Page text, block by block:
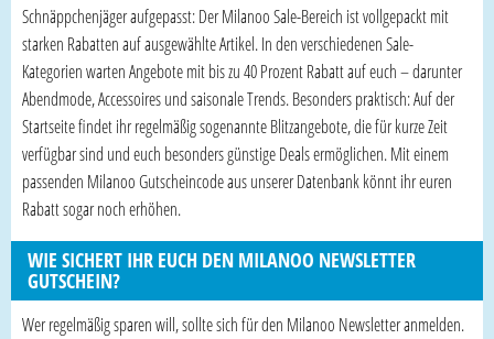
Schnäppchenjäger aufgepasst: Der Milanoo Sale-Bereich ist vollgepackt mit
starken Rabatten auf ausgewählte Artikel. In den verschiedenen Sale-
Kategorien warten Angebote mit bis zu 40 Prozent Rabatt auf euch – darunter
Abendmode, Accessoires und saisonale Trends. Besonders praktisch: Auf der
Startseite findet ihr regelmäßig sogenannte Blitzangebote, die für kurze Zeit
verfügbar sind und euch besonders günstige Deals ermöglichen. Mit einem
passenden Milanoo Gutscheincode aus unserer Datenbank könnt ihr euren
Rabatt sogar noch erhöhen.
WIE SICHERT IHR EUCH DEN MILANOO NEWSLETTER
GUTSCHEIN?
Wer regelmäßig sparen will, sollte sich für den Milanoo Newsletter anmelden.